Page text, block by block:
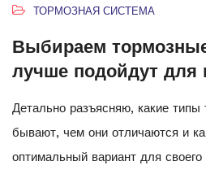
ТОРМОЗНАЯ СИСТЕМА
Выбираем
лучше подойдут
Детально разъясняю, какие типы
бывают, чем они отличаются и
оптимальный вариант для